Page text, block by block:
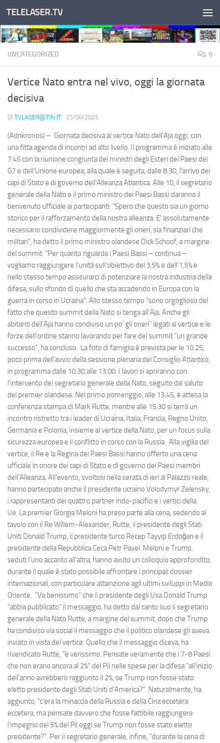
Salta al contenuto
TELELASER.TV
UNCATEGORIZED 0
Vertice Nato entra nel vivo, oggi la giornata
decisiva
DI TVLASER@TIN.IT · 25/06/2025
(Adnkronos) – Giornata decisiva al vertice Nato dell'Aja oggi, con
una fitta agenda di incontri ad alto livello. Il programma è iniziato alle
7:45 con la riunione congiunta dei ministri degli Esteri dei Paesi del
G7 e dell'Unione europea, alla quale è seguita, dalle 8.30, l'arrivo dei
capi di Stato e di governo dell'Alleanza Atlantica. Alle 10, il segretario
generale della Nato e il primo ministro dei Paesi Bassi daranno il
benvenuto ufficiale ai partecipanti. "Spero che questo sia un giorno
storico per il rafforzamento della nostra alleanza. E' assolutamente
necessario condividere maggiormente gli oneri, sia finanziari che
militari", ha detto il primo ministro olandese Dick Schoof, a margine
del summit "Per quanto riguarda i Paesi Bassi – continua –
vogliamo raggiungere l'unità sull'obiettivo del 3,5% e dell'1,5% e
nello stesso tempo assicurarci di potenziare la nostra industria della
difesa, sullo sfondo di quello che sta accadendo in Europa con la
guerra in corso in Ucraina". Allo stesso tempo "sono orgoglioso del
fatto che questo summit della Nato si tenga all'Aja. Anche gli
abitanti dell'Aja hanno condiviso un po' gli oneri" legati al vertice e le
forze dell'ordine stanno lavorando per fare del summit "un grande
successo", ha concluso. La foto di famiglia è prevista per le 10.25,
poco prima dell'avvio della sessione plenaria del Consiglio Atlantico,
in programma dalle 10.30 alle 13.00. I lavori si apriranno con
l'intervento del segretario generale della Nato, seguito dal saluto
del premier olandese. Nel primo pomeriggio, alle 13.45, è attesa la
conferenza stampa di Mark Rutte, mentre alle 15.30 si terrà un
incontro ristretto tra i leader di Ucraina, Italia, Francia, Regno Unito,
Germania e Polonia, insieme al vertice della Nato, per un focus sulla
sicurezza europea e il conflitto in corso con la Russia. Alla vigilia del
vertice, il Re e la Regina dei Paesi Bassi hanno offerto una cena
ufficiale in onore dei capi di Stato e di governo dei Paesi membri
dell'Alleanza. All'evento, svoltosi nella serata di ieri al Palazzo reale,
hanno partecipato anche il presidente ucraino Volodymyr Zelensky,
i rappresentanti dei quattro partner indo-pacifici e i vertici della
Ue. La premier Giorgia Meloni ha preso parte alla cena, sedendo al
tavolo con il Re Willem-Alexander, Rutte, il presidente degli Stati
Uniti Donald Trump, il presidente turco Recep Tayyip Erdoğan e il
presidente della Repubblica Ceca Petr Pavel. Meloni e Trump,
seduti l'uno accanto all'altra, hanno avuto un colloquio approfondito,
durante il quale è stato possibile affrontare i principali dossier
internazionali, con particolare attenzione agli ultimi sviluppi in Medio
Oriente. "Va benissimo" che il presidente degli Usa Donald Trump
"abbia pubblicato" il messaggio, ha detto dal canto suo il segretario
generale della Nato Rutte, a margine del summit, dopo che Trump
ha condiviso via social il messaggio che il politico olandese gli aveva
inviato in vista del vertice. Quello che il messaggio diceva, ha
rivendicato Rutte, "è verissimo. Pensate veramente che i 7-8 Paesi
che non erano ancora al 2%" del Pil nelle spese per la difesa "all'inizio
dell'anno avrebbero raggiunto il 2%, se Trump non fosse stato
eletto presidente degli Stati Uniti d'America?". Naturalmente, ha
aggiunto, "c'era la minaccia della Russia e della Cina eccetera
eccetera, ma pensate davvero che fosse fattibile raggiungere
l'impegno del 5% del Pil oggi se Trump non fosse stato eletto
presidente?". Per il segretario generale, infine, "durante la cena di